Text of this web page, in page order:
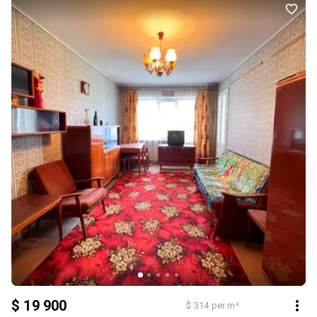
с/в окремий - квартира під повний ремонт - труби по опаленню,
по сантехніці не замінені, проводка стара - на кухні і в одній
кімнаті вікна м/пл, в інших кімнатах столярка // балкон
засклений столярка - лічильники на світло, газ, воду, тепловий
лічильник на будинок - опалення в самий холодний місяць
1400грн - прописаних немає - документи готові до продажу
Дзвоніть і ми з задоволенням відповімо на всі Ваші запитання і
організуємо показ в зручний для Вас час. Також за Вашим
запитом можемо надати відеоогляд квартири ) тел.0976981920
Олександра
$ 19 900 $ 314 per m²